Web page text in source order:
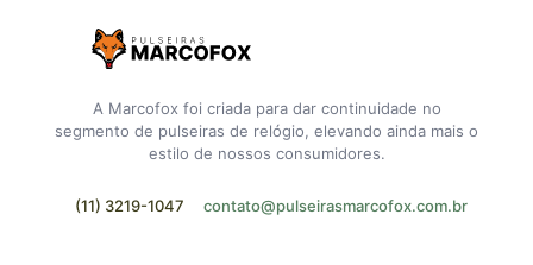
A Marcofox foi criada para dar continuidade no
segmento de pulseiras de relógio, elevando ainda mais o
estilo de nossos consumidores.
(11) 3219-1047 contato@pulseirasmarcofox.com.br